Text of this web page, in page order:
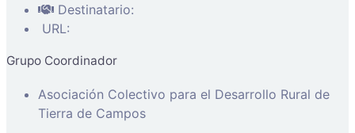
Destinatario:
URL:
Grupo Coordinador
Asociación Colectivo para el Desarrollo Rural de
Tierra de Campos